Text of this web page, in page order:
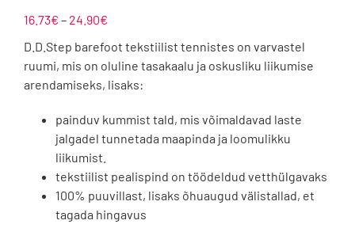
16.73€ – 24.90€
kuni
24.90€
D.D.Step barefoot tekstiilist tennistes on varvastel
ruumi, mis on oluline tasakaalu ja oskusliku liikumise
arendamiseks, lisaks:
painduv kummist tald, mis võimaldavad laste
jalgadel tunnetada maapinda ja loomulikku
liikumist.
tekstiilist pealispind on töödeldud vetthülgavaks
100% puuvillast, lisaks õhuaugud välistallad, et
tagada hingavus